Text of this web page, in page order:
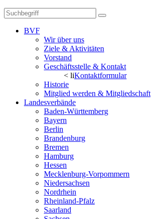
BVF
Wir über uns
Ziele & Aktivitäten
Vorstand
Geschäftsstelle & Kontakt
< liKontaktformular
Historie
Mitglied werden & Mitgliedschaft
Landesverbände
Baden-Württemberg
Bayern
Berlin
Brandenburg
Bremen
Hamburg
Hessen
Mecklenburg-Vorpommern
Niedersachsen
Nordrhein
Rheinland-Pfalz
Saarland